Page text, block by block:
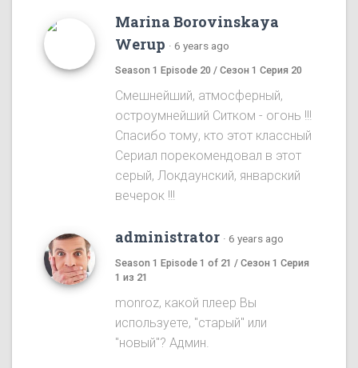
Marina Borovinskaya
Werup · 6 years ago
Season 1 Episode 20 / Сезон 1 Серия 20
Смешнейший, атмосферный,
остроумнейший Ситком - огонь !!!
Спасибо тому, кто этот классный
Сериал порекомендовал в этот
серый, Локдаунский, январский
вечерок !!!
administrator · 6 years ago
Season 1 Episode 1 of 21 / Сезон 1 Серия
1 из 21
monroz, какой плеер Вы
используете, "старый" или
"новый"? Админ.